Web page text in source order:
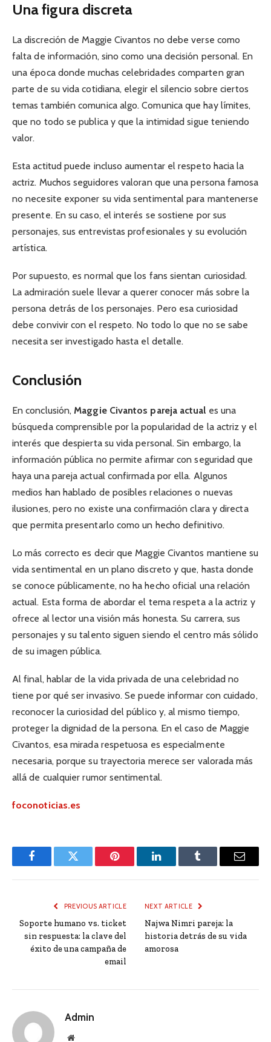
Una figura discreta
La discreción de Maggie Civantos no debe verse como
falta de información, sino como una decisión personal. En
una época donde muchas celebridades comparten gran
parte de su vida cotidiana, elegir el silencio sobre ciertos
temas también comunica algo. Comunica que hay límites,
que no todo se publica y que la intimidad sigue teniendo
valor.
Esta actitud puede incluso aumentar el respeto hacia la
actriz. Muchos seguidores valoran que una persona famosa
no necesite exponer su vida sentimental para mantenerse
presente. En su caso, el interés se sostiene por sus
personajes, sus entrevistas profesionales y su evolución
artística.
Por supuesto, es normal que los fans sientan curiosidad.
La admiración suele llevar a querer conocer más sobre la
persona detrás de los personajes. Pero esa curiosidad
debe convivir con el respeto. No todo lo que no se sabe
necesita ser investigado hasta el detalle.
Conclusión
En conclusión,Maggie Civantos pareja actual es una
búsqueda comprensible por la popularidad de la actriz y el
interés que despierta su vida personal. Sin embargo, la
información pública no permite afirmar con seguridad que
haya una pareja actual confirmada por ella. Algunos
medios han hablado de posibles relaciones o nuevas
ilusiones, pero no existe una confirmación clara y directa
que permita presentarlo como un hecho definitivo.
Lo más correcto es decir que Maggie Civantos mantiene su
vida sentimental en un plano discreto y que, hasta donde
se conoce públicamente, no ha hecho oficial una relación
actual. Esta forma de abordar el tema respeta a la actriz y
ofrece al lector una visión más honesta. Su carrera, sus
personajes y su talento siguen siendo el centro más sólido
de su imagen pública.
Al final, hablar de la vida privada de una celebridad no
tiene por qué ser invasivo. Se puede informar con cuidado,
reconocer la curiosidad del público y, al mismo tiempo,
proteger la dignidad de la persona. En el caso de Maggie
Civantos, esa mirada respetuosa es especialmente
necesaria, porque su trayectoria merece ser valorada más
allá de cualquier rumor sentimental.
foconoticias.es
FacebookTwitter Pinterest LinkedInTumblr Email
PREVIOUS ARTICLE
Soporte humano vs. ticket
sin respuesta: la clave del
éxito de una campaña de
email
NEXT ARTICLE
Najwa Nimri pareja: la
historia detrás de su vida
amorosa
Admin
Website